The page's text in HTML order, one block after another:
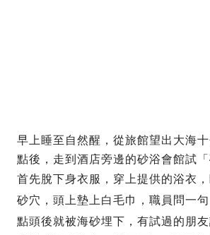
早上睡至自然醒，從旅館望出大海
點後，走到酒店旁邊的砂浴會館試「
首先脫下身衣服，穿上提供的浴衣
砂穴，頭上墊上白毛巾，職員問一
點頭後就被海砂埋下，有試過的朋